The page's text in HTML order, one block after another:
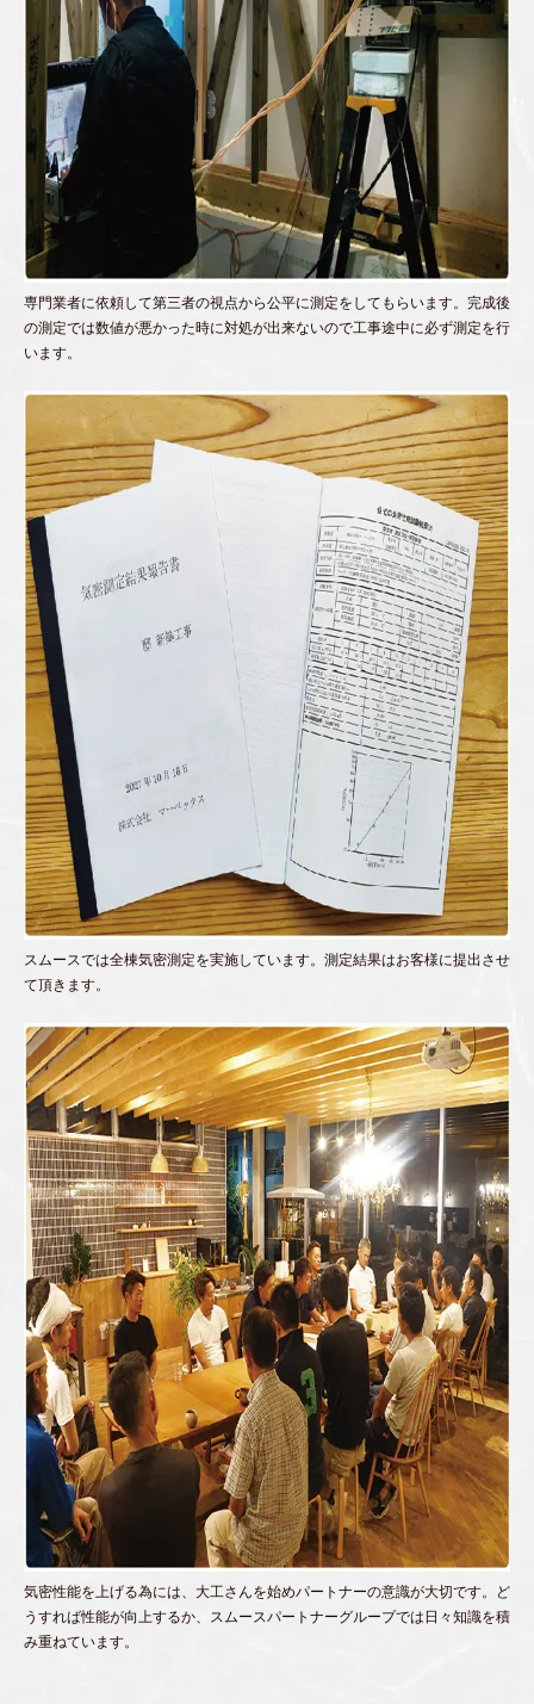
専門業者に依頼して第三者の視点から公平に測定をしてもらいます。完成後
の測定では数値が悪かった時に対処が出来ないので工事途中に必ず測定を行
います。
スムースでは全棟気密測定を実施しています。測定結果はお客様に提出させ
て頂きます。
気密性能を上げる為には、大工さんを始めパートナーの意識が大切です。ど
うすれば性能が向上するか、スムースパートナーグループでは日々知識を積
み重ねています。